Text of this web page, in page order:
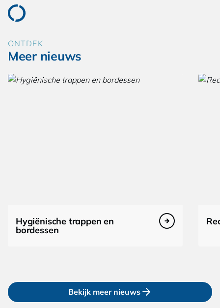
ONTDEK
Meer nieuws
Hygiënische trappen en
bordessen
Bekijk meer nieuws